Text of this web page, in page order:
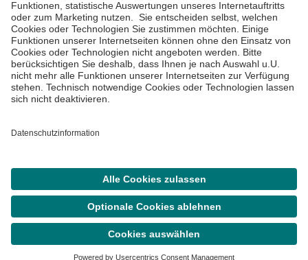
Menü
SucheTermin
Impressum
Datenschutzinformationen
Barrierefreiheit
©Asklepios Kliniken GmbH & Co. KGaA 2026